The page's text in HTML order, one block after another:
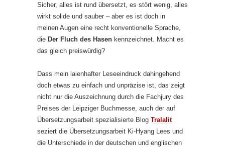
Sicher, alles ist rund übersetzt, es stört wenig, alles
wirkt solide und sauber – aber es ist doch in
meinen Augen eine recht konventionelle Sprache,
die Der Fluch des Hasen kennzeichnet. Macht es
das gleich preiswürdig?
Dass mein laienhafter Leseeindruck dahingehend
doch etwas zu einfach und unpräzise ist, das zeigt
nicht nur die Auszeichnung durch die Fachjury des
Preises der Leipziger Buchmesse, auch der auf
Übersetzungsarbeit spezialisierte Blog Tralalit
seziert die Übersetzungsarbeit Ki-Hyang Lees und
die Unterschiede in der deutschen und englischen